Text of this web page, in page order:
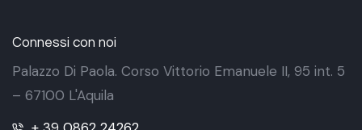
Connessi con noi
Palazzo Di Paola. Corso Vittorio Emanuele II, 95 int. 5
– 67100 L'Aquila